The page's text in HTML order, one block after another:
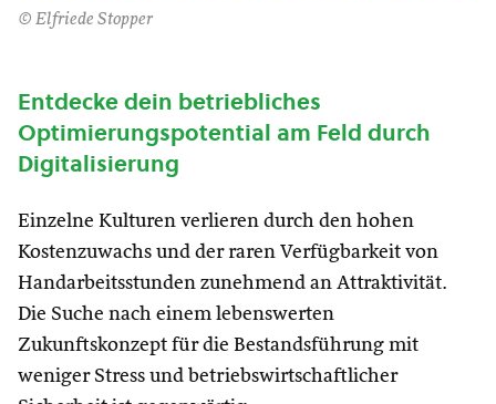
© Elfriede Stopper
Entdecke dein betriebliches
Optimierungspotential am Feld durch
Digitalisierung
Einzelne Kulturen verlieren durch den hohen
Kostenzuwachs und der raren Verfügbarkeit von
Handarbeitsstunden zunehmend an Attraktivität.
Die Suche nach einem lebenswerten
Zukunftskonzept für die Bestandsführung mit
weniger Stress und betriebswirtschaftlicher